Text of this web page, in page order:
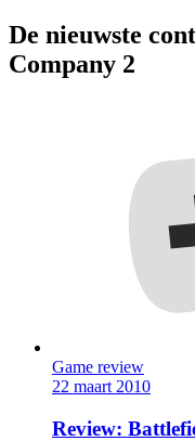
De nieuwste
Company 2
Game review
22 maart 2010
Review: